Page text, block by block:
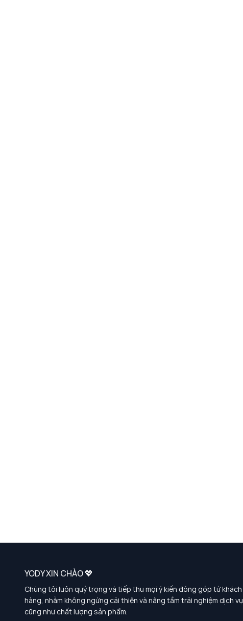
YODY XIN CHÀO 💖
Chúng tôi luôn quý trọng và tiếp thu mọi ý kiến đóng góp từ khách
hàng, nhằm không ngừng cải thiện và nâng tầm trải nghiệm dịch vụ
cũng như chất lượng sản phẩm.